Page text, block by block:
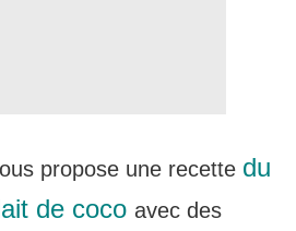
propose une recette du
de coco avec des